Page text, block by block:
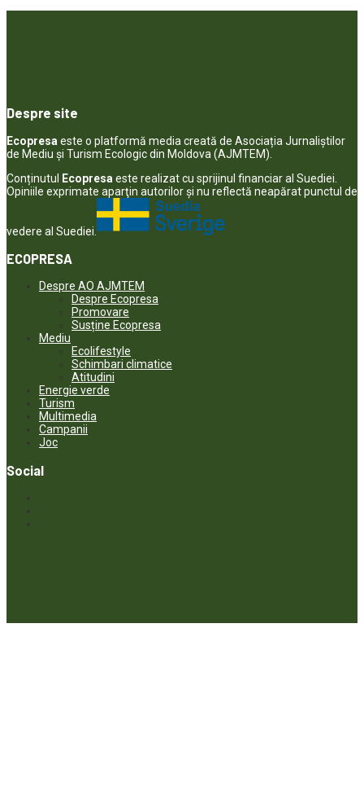
Despre site
Ecopresa este o platformă media creată de Asociația Jurnaliștilor
de Mediu și Turism Ecologic din Moldova (AJMTEM).
Conținutul Ecopresa este realizat cu sprijinul financiar al Suediei.
Opiniile exprimate aparţin autorilor şi nu reflectă neapărat punctul de
vedere al Suediei.
ECOPRESA
Despre AO AJMTEM
Despre Ecopresa
Promovare
Susține Ecopresa
Mediu
Ecolifestyle
Schimbari climatice
Atitudini
Energie verde
Turism
Multimedia
Campanii
Joc
Social